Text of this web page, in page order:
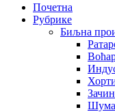
Почетна
Рубрике
Биљна